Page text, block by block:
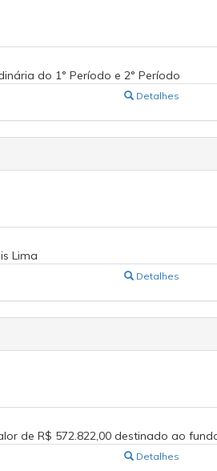
do 1° Período e 2° Período
Detalhes
Lima
Detalhes
de R$ 572.822,00 destinado ao
Detalhes